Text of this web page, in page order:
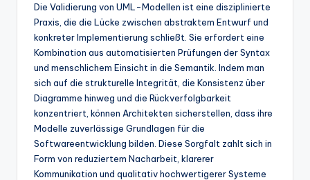
Die Validierung von UML-Modellen ist eine disziplinierte
Praxis, die die Lücke zwischen abstraktem Entwurf und
konkreter Implementierung schließt. Sie erfordert eine
Kombination aus automatisierten Prüfungen der Syntax
und menschlichem Einsicht in die Semantik. Indem man
sich auf die strukturelle Integrität, die Konsistenz über
Diagramme hinweg und die Rückverfolgbarkeit
konzentriert, können Architekten sicherstellen, dass ihre
Modelle zuverlässige Grundlagen für die
Softwareentwicklung bilden. Diese Sorgfalt zahlt sich in
Form von reduziertem Nacharbeit, klarerer
Kommunikation und qualitativ hochwertigerer Systeme